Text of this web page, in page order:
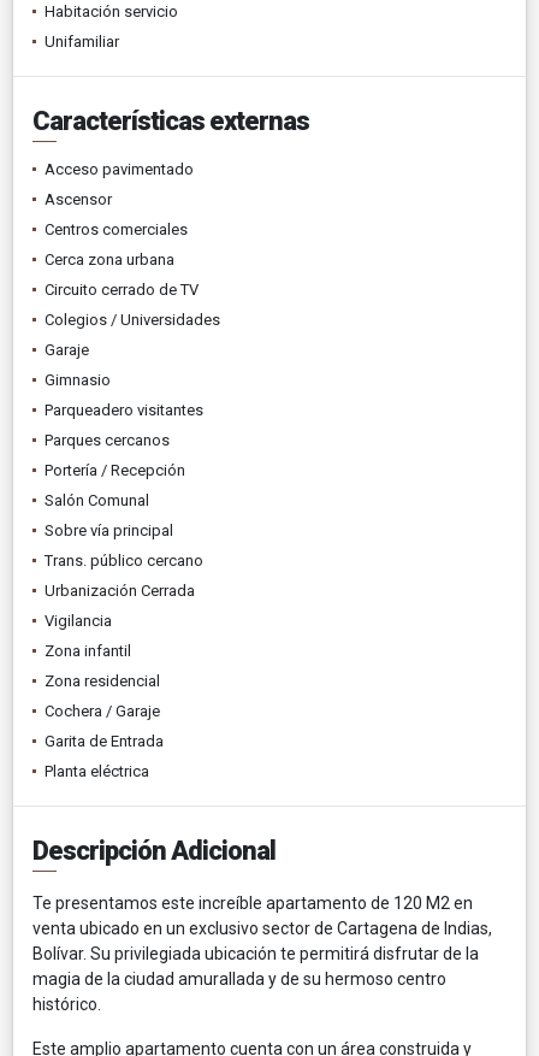
Habitación servicio
Unifamiliar
Características externas
Acceso pavimentado
Ascensor
Centros comerciales
Cerca zona urbana
Circuito cerrado de TV
Colegios / Universidades
Garaje
Gimnasio
Parqueadero visitantes
Parques cercanos
Portería / Recepción
Salón Comunal
Sobre vía principal
Trans. público cercano
Urbanización Cerrada
Vigilancia
Zona infantil
Zona residencial
Cochera / Garaje
Garita de Entrada
Planta eléctrica
Descripción Adicional
Te presentamos este increíble apartamento de 120 M2 en
venta ubicado en un exclusivo sector de Cartagena de Indias,
Bolívar. Su privilegiada ubicación te permitirá disfrutar de la
magia de la ciudad amurallada y de su hermoso centro
histórico.
Este amplio apartamento cuenta con un área construida y